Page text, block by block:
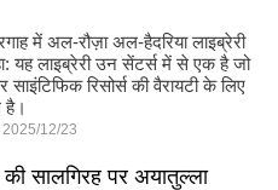
م
ن
و
में अल-रौज़ा अल-हैदरिया लाइब्रेरी
यह लाइब्रेरी उन सेंटर्स में से एक है जो
रिसोर्स की वैरायटी के लिए
है।
2025/12/23
सालगिरह पर अयातुल्ला